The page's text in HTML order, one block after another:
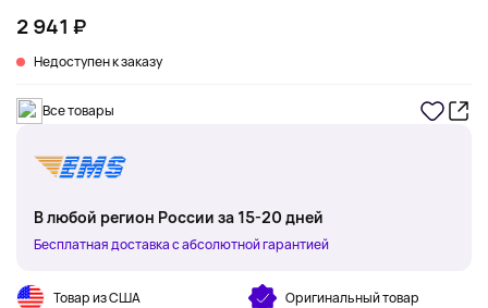
2 941 ₽
Недоступен к заказу
Все товары
В любой регион России за 15-20 дней
Бесплатная доставка с абсолютной гарантией
Товар из США Оригинальный товар